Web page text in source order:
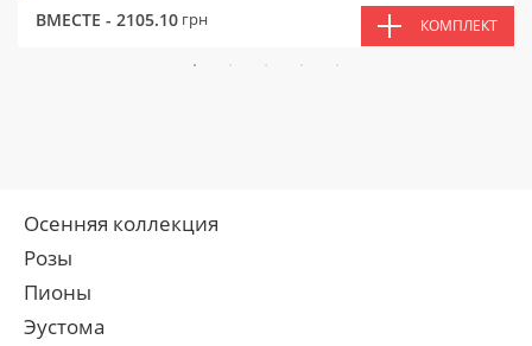
ВМЕСТЕ - 2105.10 грн КОМПЛЕКТ
Осенняя коллекция
Розы
Пионы
Эустома